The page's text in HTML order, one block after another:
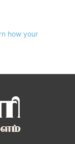
how your